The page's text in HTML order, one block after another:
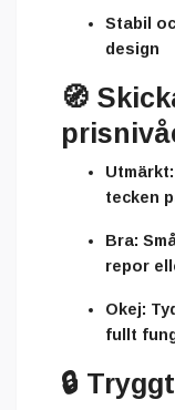
Stabil
design
🧭
Utmärkt:
tecken
Bra:
repor
Okej:
fullt
🔒